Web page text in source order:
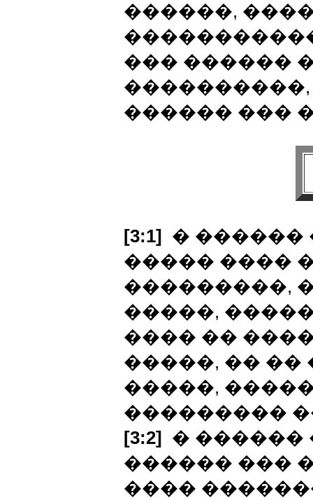
������,
��� ������
������ ���
[3:1] � ������
����� ����
���������,
�����,
���� ��
�����, ��
�����,
���������
[3:2] � ������
������ ���
����